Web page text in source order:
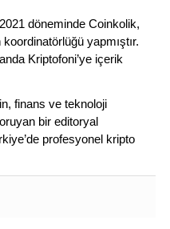
döneminde Coinkolik,
yapmıştır.
Kriptofoni’ye içerik
finans ve teknoloji
bir editoryal
profesyonel kripto